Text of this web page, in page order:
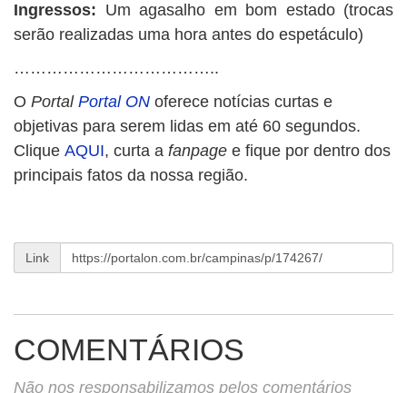
Ingressos: Um agasalho em bom estado (trocas
serão realizadas uma hora antes do espetáculo)
………………………………..
O Portal Portal ON oferece notícias curtas e
objetivas para serem lidas em até 60 segundos.
Clique AQUI, curta a fanpage e fique por dentro dos
principais fatos da nossa região.
Link
COMENTÁRIOS
Não nos responsabilizamos pelos comentários